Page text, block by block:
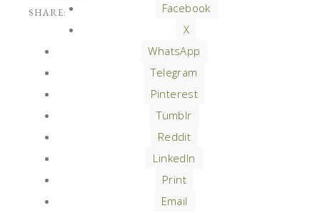
SHARE:
Facebook
X
WhatsApp
Telegram
Pinterest
Tumblr
Reddit
LinkedIn
Print
Email